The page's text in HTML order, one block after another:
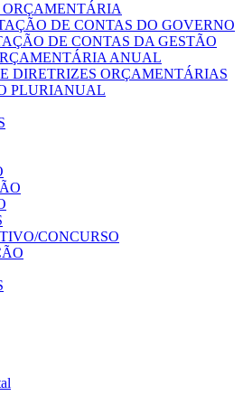
DE CONTAS DO GOVERNO
DE CONTAS DA GESTÃO
ANUAL
DIRETRIZES ORÇAMENTÁRIAS
PLURIANUAL
CONCURSO